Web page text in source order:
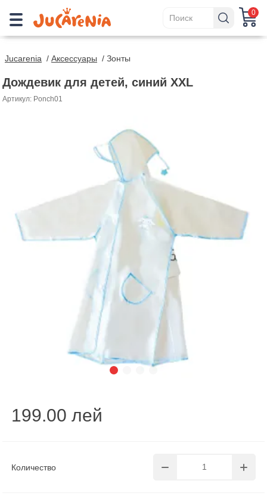
0
Jucarenia / Аксессуары / Зонты
Дождевик для детей, синий XXL
Артикул: Ponch01
Количество
199.00 лей